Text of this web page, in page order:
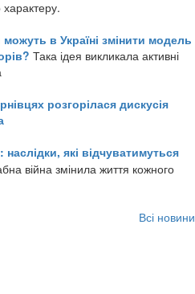
характеру.
в Україні змінити модель
Така ідея викликала активні
розгорілася дискусія
наслідки, які відчуватимуться
війна змінила життя кожного
Всі новини